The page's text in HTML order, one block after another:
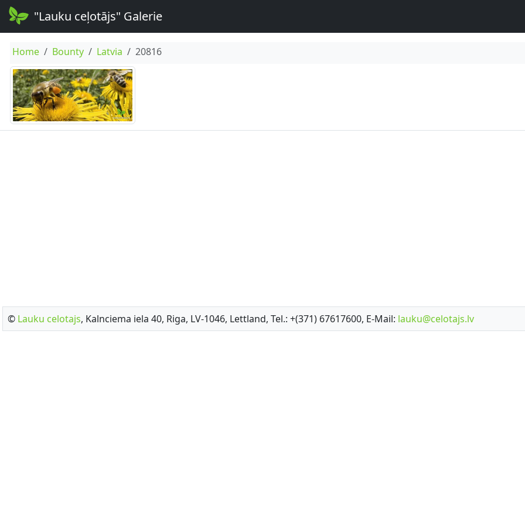
"Lauku ceļotājs" Galerie
Home Bounty Latvia 20816
© Lauku celotajs, Kalnciema iela 40, Riga, LV-1046, Lettland, Tel.: +(371) 67617600, E-Mail: lauku@celotajs.lv